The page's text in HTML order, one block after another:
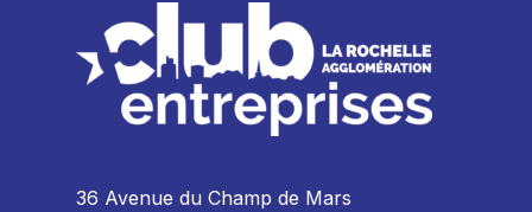
36 Avenue du Champ de Mars